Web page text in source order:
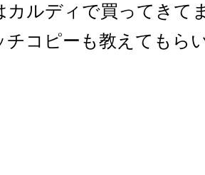
カルディで買ってきて
チコピーも教えてもら